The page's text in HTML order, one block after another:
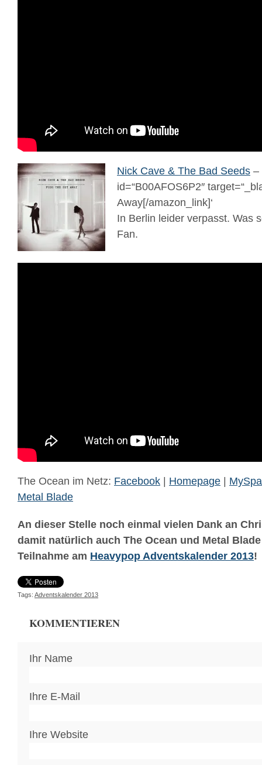
Nick Cave & The Bad Seeds –
id=“B00AFOS6P2″
Away[/amazon_link]‘
In Berlin leider verpasst. Was
Fan.
The Ocean im Netz: Facebook Homepage
Metal Blade
An dieser Stelle noch einmal vielen Dank an
damit natürlich auch The Ocean und Metal
Teilnahme am Heavypop Adventskalender 2013!
Tags: Adventskalender 2013
KOMMENTIEREN
Ihr Name
Ihre E-Mail
Ihre Website